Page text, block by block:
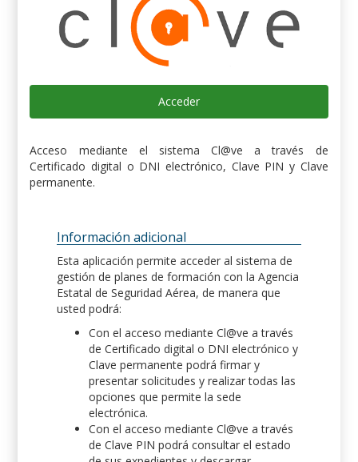
Acceder
Acceso mediante el sistema Cl@ve a través de
Certificado digital o DNI electrónico, Clave PIN y Clave
permanente.
Información adicional
Esta aplicación permite acceder al sistema de
gestión de planes de formación con la Agencia
Estatal de Seguridad Aérea, de manera que
usted podrá:
Con el acceso mediante Cl@ve a través
de Certificado digital o DNI electrónico y
Clave permanente podrá firmar y
presentar solicitudes y realizar todas las
opciones que permite la sede
electrónica.
Con el acceso mediante Cl@ve a través
de Clave PIN podrá consultar el estado